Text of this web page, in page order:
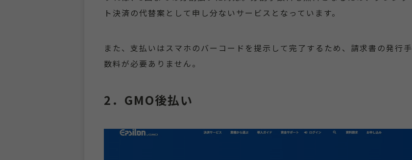
ト決済の代替案として申し分ないサービスとなっています。
また、支払いはスマホのバーコードを提示して完了するため、請求書の発行手
数料が必要ありません。
2．GMO後払い